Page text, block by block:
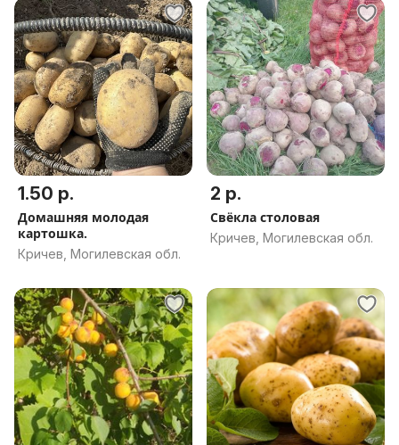
1.50 р.
Домашняя молодая
картошка.
Кричев, Могилевская обл.
2 р.
Свёкла столовая
Кричев, Могилевская обл.